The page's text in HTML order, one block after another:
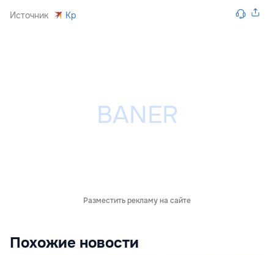
Источник Kp
Разместить рекламу на сайте
Похожие новости